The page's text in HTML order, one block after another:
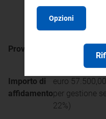
Provvedimenti
Atto di
Importo di
affidamento
euro
per gestione
22%)
Opzioni